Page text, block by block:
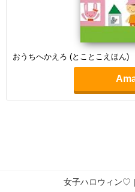
おうちへかえろ (とことこえほん)
女子ハロウィン♡